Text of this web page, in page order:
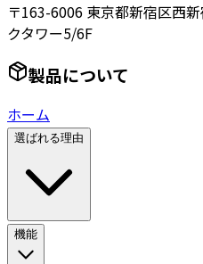
〒163-6006 東京都新宿区西
クタワー5/6F
製品について
ホーム
選ばれる理由
機能